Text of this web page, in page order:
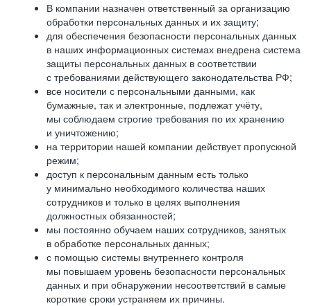
В компании назначен ответственный за организацию
обработки персональных данных и их защиту;
для обеспечения безопасности персональных данных
в наших информационных системах внедрена система
защиты персональных данных в соответствии
с требованиями действующего законодательства РФ;
все носители с персональными данными, как
бумажные, так и электронные, подлежат учёту,
мы соблюдаем строгие требования по их хранению
и уничтожению;
на территории нашей компании действует пропускной
режим;
доступ к персональным данным есть только
у минимально необходимого количества наших
сотрудников и только в целях выполнения
должностных обязанностей;
мы постоянно обучаем наших сотрудников, занятых
в обработке персональных данных;
с помощью системы внутреннего контроля
мы повышаем уровень безопасности персональных
данных и при обнаружении несоответствий в самые
короткие сроки устраняем их причины.